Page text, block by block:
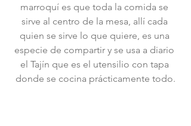
marroquí es que toda la comida se
sirve al centro de la mesa, allí cada
quien se sirve lo que quiere, es una
especie de compartir y se usa a diario
el Tajín que es el utensilio con tapa
donde se cocina prácticamente todo.